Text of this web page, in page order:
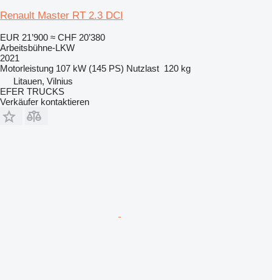
Renault Master RT 2.3 DCI
EUR 21’900 ≈ CHF 20’380
Arbeitsbühne-LKW
2021
Motorleistung 107 kW (145 PS) Nutzlast 120 kg
Litauen, Vilnius
EFER TRUCKS
Verkäufer kontaktieren